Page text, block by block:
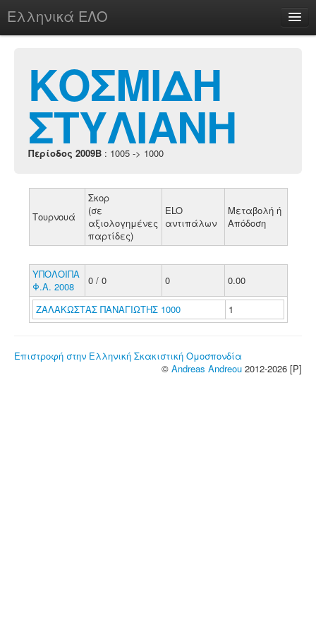
Ελληνικά ΕΛΟ
chesstu.be @ discord
Login
ΚΟΣΜΙΔΗ
ΣΤΥΛΙΑΝΗ
Περίοδος 2009B : 1005 -> 1000
Τουρνουά
Σκορ
(σε
αξιολογημένες
παρτίδες)
ELO
αντιπάλων
Μεταβολή ή
Απόδοση
ΥΠΟΛΟΙΠΑ
Φ.Α. 2008
0 / 0 0 0.00
ΖΑΛΑΚΩΣΤΑΣ ΠΑΝΑΓΙΩΤΗΣ 1000 1
Επιστροφή στην Ελληνική Σκακιστική Ομοσπονδία
© Andreas Andreou 2012-2026 [P]